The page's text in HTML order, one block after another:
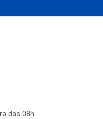
das 08h